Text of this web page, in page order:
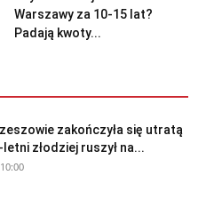
Warszawy za 10-15 lat?
Padają kwoty...
zakończyła się utratą
złodziej ruszył na...